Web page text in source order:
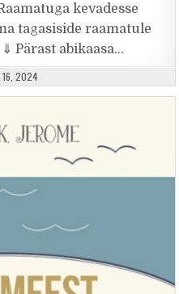
kevadesse
tagasiside raamatule
Pärast abikaasa…
DATE:
16, 2024